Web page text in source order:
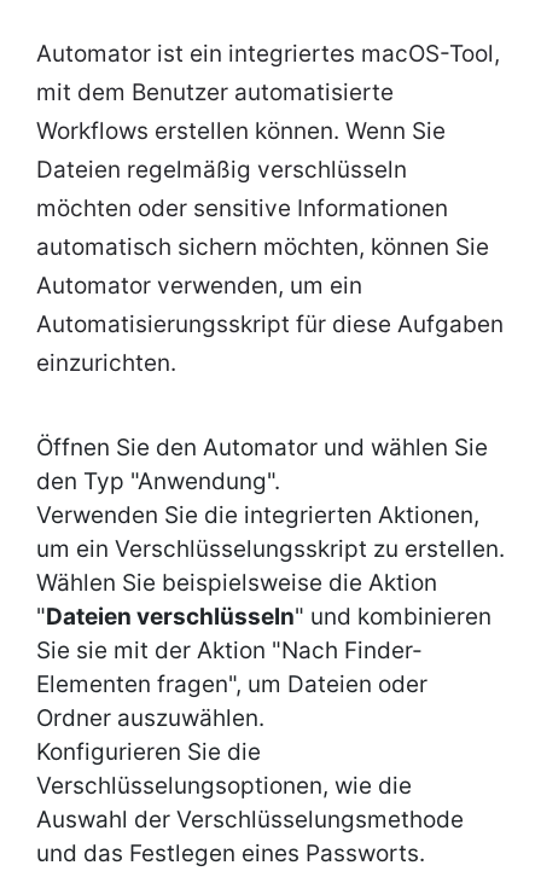
Automator ist ein integriertes macOS-Tool,
mit dem Benutzer automatisierte
Workflows erstellen können. Wenn Sie
Dateien regelmäßig verschlüsseln
möchten oder sensitive Informationen
automatisch sichern möchten, können Sie
Automator verwenden, um ein
Automatisierungsskript für diese Aufgaben
einzurichten.
Öffnen Sie den Automator und wählen Sie
den Typ "Anwendung".
Verwenden Sie die integrierten Aktionen,
um ein Verschlüsselungsskript zu erstellen.
Wählen Sie beispielsweise die Aktion
"Dateien verschlüsseln" und kombinieren
Sie sie mit der Aktion "Nach Finder-
Elementen fragen", um Dateien oder
Ordner auszuwählen.
Konfigurieren Sie die
Verschlüsselungsoptionen, wie die
Auswahl der Verschlüsselungsmethode
und das Festlegen eines Passworts.